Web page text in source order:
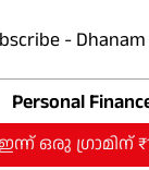
-
Personal
₹13,740;